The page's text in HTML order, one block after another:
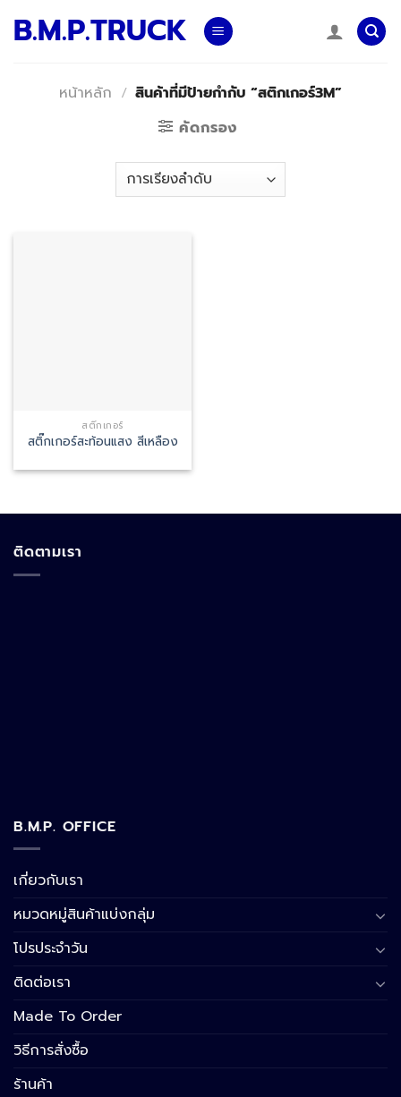
B.M.P.TRUCK
หน้าหลัก / สินค้าที่มีป้ายกำกับ “สติกเกอร์3M”
คัดกรอง
สติ๊กเกอร์
สติ๊กเกอร์สะท้อนแสง สีเหลือง
ติดตามเรา
B.M.P. OFFICE
เกี่ยวกับเรา
หมวดหมู่สินค้าแบ่งกลุ่ม
โปรประจำวัน
ติดต่อเรา
Made To Order
วิธีการสั่งซื้อ
ร้านค้า